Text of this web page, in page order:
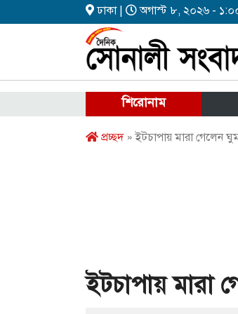
ঢাকা | অগাস্ট ৮, ২০২৬ -
শিরোনাম
প্রচ্ছদ» ইটচাপায় মারা গেলেন
ইটচাপায় মারা